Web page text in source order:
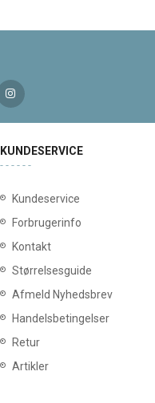
KUNDESERVICE
Kundeservice
Forbrugerinfo
Kontakt
Størrelsesguide
Afmeld Nyhedsbrev
Handelsbetingelser
Retur
Artikler